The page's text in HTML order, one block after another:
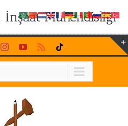
Mühendisliği
InstagramYouTubeRss